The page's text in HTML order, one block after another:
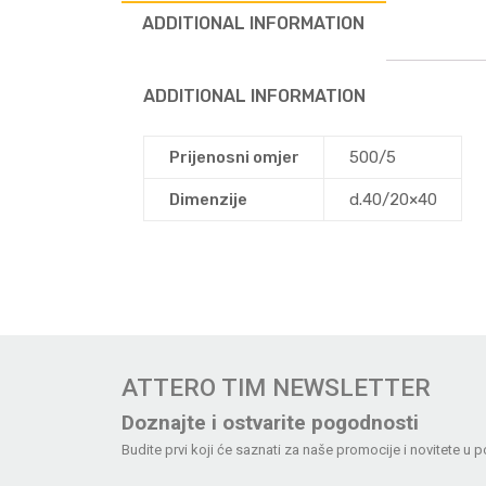
ADDITIONAL INFORMATION
ADDITIONAL INFORMATION
Prijenosni omjer 500/5
Dimenzije d.40/20×40
ATTERO TIM NEWSLETTER
Doznajte i ostvarite pogodnosti
Budite prvi koji će saznati za naše promocije i novitete u